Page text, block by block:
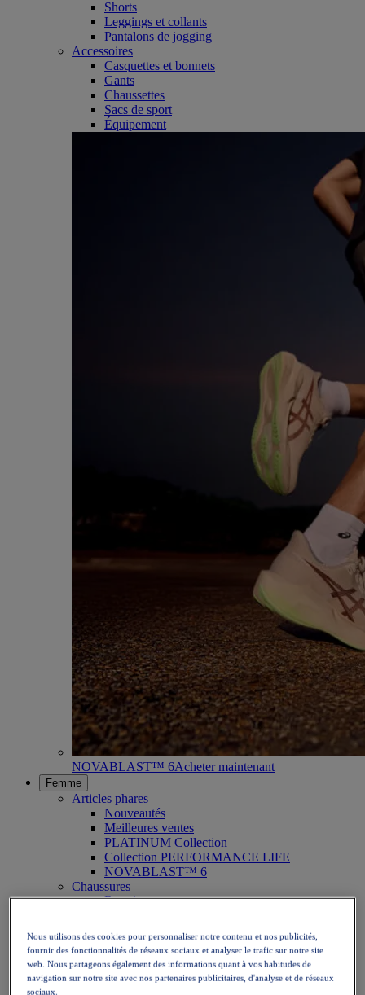
Shorts
Leggings et collants
Pantalons de jogging
Accessoires
Casquettes et bonnets
Gants
Chaussettes
Sacs de sport
Équipement
NOVABLAST™ 6Acheter maintenant
Femme
Articles phares
Nouveautés
Meilleures ventes
PLATINUM Collection
Collection PERFORMANCE LIFE
NOVABLAST™ 6
Chaussures
Running
Tennis
Volley
Handball
Padel
Nous utilisons des cookies pour personnaliser notre contenu et nos publicités,
fournir des fonctionnalités de réseaux sociaux et analyser le trafic sur notre site
web. Nous partageons également des informations quant à vos habitudes de
navigation sur notre site avec nos partenaires publicitaires, d'analyse et de réseaux
sociaux.